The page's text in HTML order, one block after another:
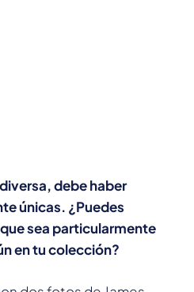
debe haber
únicas. ¿Puedes
sea particularmente
en tu colección?